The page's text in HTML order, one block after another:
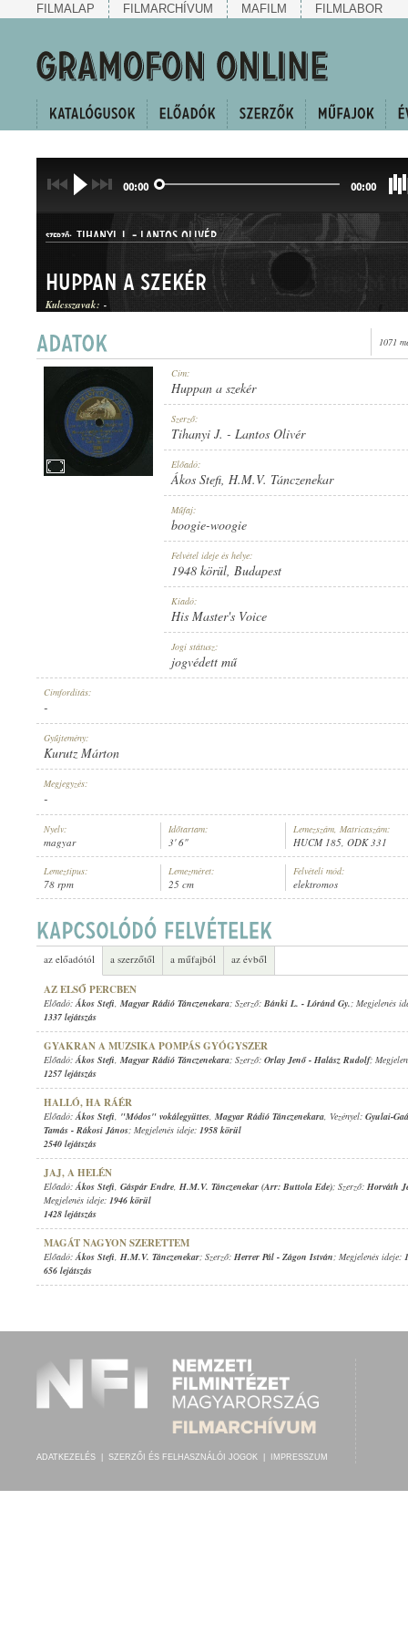
FILMALAP FILMARCHÍVUM MAFILM FILMLABOR
00:00 00:00
ÁKOS STEFI, H.M.V. TÁNCZENEKAR
SZERZŐ: TIHANYI J. - LANTOS OLIVÉR
1948 KÖRÜL
HIS MASTER'S VOICE
LEMEZSZÁM:
Huppan a szekér
Kulcsszavak: -
1071
Cím:
Huppan a szekér
Szerző:
Tihanyi J. - Lantos Olivér
Előadó:
Ákos Stefi, H.M.V. Tánczenekar
Műfaj:
boogie-woogie
Felvétel ideje és helye:
1948 körül, Budapest
Kiadó:
His Master's Voice
Jogi státusz:
jogvédett mű
Címfordítás:
-
Gyűjtemény:
Kurutz Márton
Megjegyzés:
-
Nyelv:
magyar
Időtartam:
3' 6"
Lemezszám, Matricaszám:
HUCM 185, ODK 331
Lemeztípus:
78 rpm
Lemezméret:
25 cm
Felvételi mód:
elektromos
az előadótól a szerzőtől a műfajból az évből
AZ ELSŐ PERCBEN
Előadó:Ákos Stefi, Magyar Rádió Tánczenekara; Szerző: Bánki L. - Lóránd Gy.; Megjelenés
1337 lejátszás
GYAKRAN A MUZSIKA POMPÁS GYÓGYSZER
Előadó:Ákos Stefi, Magyar Rádió Tánczenekara; Szerző: Orlay Jenő- Halász Rudolf;
1257 lejátszás
HALLÓ, HA RÁÉR
Előadó:Ákos Stefi, "Módos" vokálegyüttes, Magyar Rádió Tánczenekara, Vezényel: Gyulai-
Tamás - Rákosi János; Megjelenés ideje: 1958 körül
2540 lejátszás
JAJ, A HELÉN
Előadó:Ákos Stefi, Gáspár Endre, H.M.V. Tánczenekar (Arr: Buttola Ede); Szerző: Horváth
Megjelenés ideje: 1946 körül
1428 lejátszás
MAGÁT NAGYON SZERETTEM
Előadó:Ákos Stefi, H.M.V. Tánczenekar; Szerző: Herrer Pál - Zágon István; Megjelenés ideje:
656 lejátszás
ADATKEZELÉS SZERZŐI ÉS FELHASZNÁLÓI JOGOK IMPRESSZUM